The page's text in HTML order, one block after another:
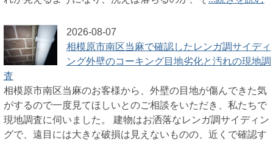
2026-08-07
相模原市南区当麻で確認したレンガ調サイディ
ング外壁のコーキング目地劣化と汚れの現地調
査
相模原市南区当麻のお客様から、外壁の目地が傷んできた気
がするので一度見てほしいとのご相談をいただき、私たちで
現地調査に伺いました。 建物はお洒落なレンガ調サイディン
グで、遠目には大きな破損は見えないものの、近くで確認す